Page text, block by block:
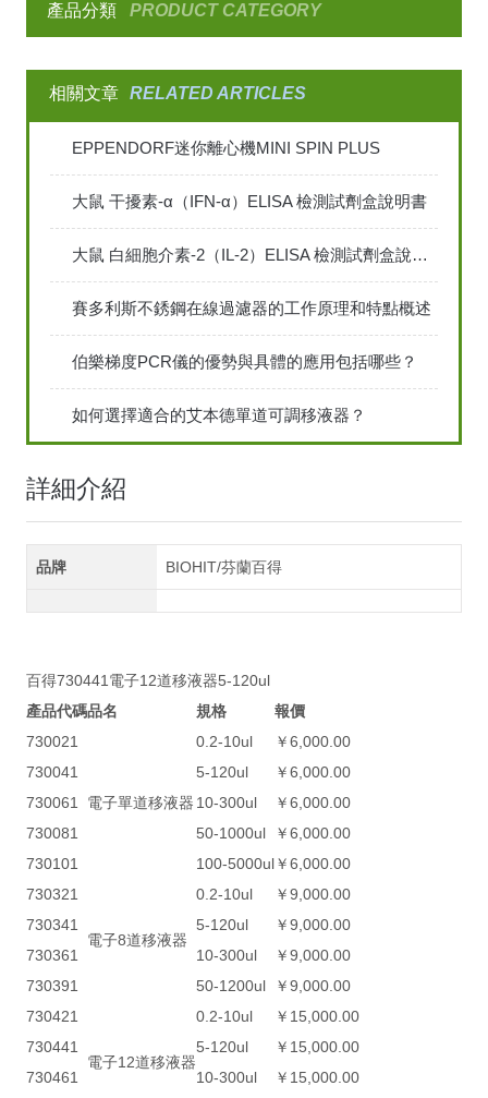
產品分類 PRODUCT CATEGORY
相關文章 RELATED ARTICLES
EPPENDORF迷你離心機MINI SPIN PLUS
大鼠 干擾素-α（IFN-α）ELISA 檢測試劑盒說明書
大鼠 白細胞介素-2（IL-2）ELISA 檢測試劑盒說明書
賽多利斯不銹鋼在線過濾器的工作原理和特點概述
伯樂梯度PCR儀的優勢與具體的應用包括哪些？
如何選擇適合的艾本德單道可調移液器？
詳細介紹
品牌 BIOHIT/芬蘭百得
百得730441電子12道移液器5-120ul
產品代碼品名 規格
報價
730021
電子單道移液器
0.2-10ul
￥6,000.00
730041
5-120ul
￥6,000.00
730061
10-300ul
￥6,000.00
730081
50-1000ul
￥6,000.00
730101
100-5000ul￥6,000.00
730321
電子8道移液器
0.2-10ul
￥9,000.00
730341
5-120ul
￥9,000.00
730361
10-300ul
￥9,000.00
730391
50-1200ul
￥9,000.00
730421
電子12道移液器
0.2-10ul
￥15,000.00
730441
5-120ul
￥15,000.00
730461
10-300ul
￥15,000.00